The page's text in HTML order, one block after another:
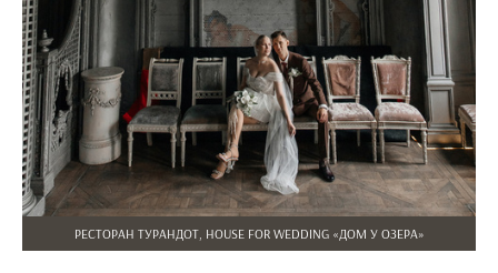
РЕСТОРАН ТУРАНДОТ, HOUSE FOR WEDDING «ДОМ У ОЗЕРА»